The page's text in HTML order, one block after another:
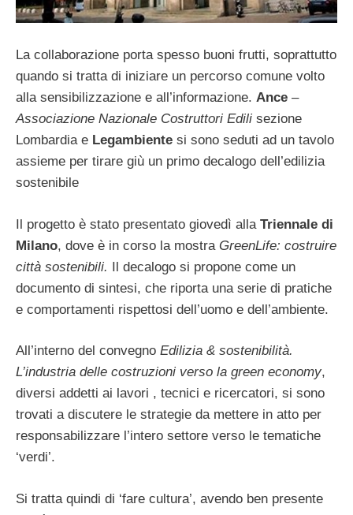
La collaborazione porta spesso buoni frutti, soprattutto
quando si tratta di iniziare un percorso comune volto
alla sensibilizzazione e all’informazione. Ance –
Associazione Nazionale Costruttori Edili sezione
Lombardia e Legambiente si sono seduti ad un tavolo
assieme per tirare giù un primo decalogo dell’edilizia
sostenibile
Il progetto è stato presentato giovedì alla Triennale di
Milano, dove è in corso la mostra GreenLife: costruire
città sostenibili. Il decalogo si propone come un
documento di sintesi, che riporta una serie di pratiche
e comportamenti rispettosi dell’uomo e dell’ambiente.
All’interno del convegno Edilizia & sostenibilità.
L’industria delle costruzioni verso la green economy,
diversi addetti ai lavori , tecnici e ricercatori, si sono
trovati a discutere le strategie da mettere in atto per
responsabilizzare l’intero settore verso le tematiche
‘verdi’.
Si tratta quindi di ‘fare cultura’, avendo ben presente